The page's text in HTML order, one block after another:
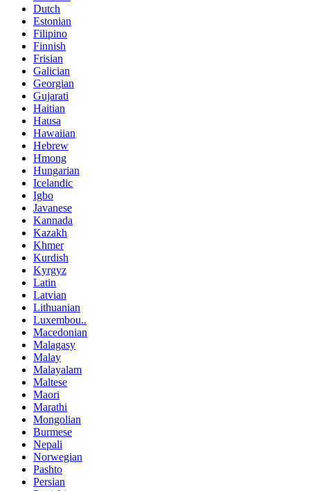
Dutch
Estonian
Filipino
Finnish
Frisian
Galician
Georgian
Gujarati
Haitian
Hausa
Hawaiian
Hebrew
Hmong
Hungarian
Icelandic
Igbo
Javanese
Kannada
Kazakh
Khmer
Kurdish
Kyrgyz
Latin
Latvian
Lithuanian
Luxembou..
Macedonian
Malagasy
Malay
Malayalam
Maltese
Maori
Marathi
Mongolian
Burmese
Nepali
Norwegian
Pashto
Persian